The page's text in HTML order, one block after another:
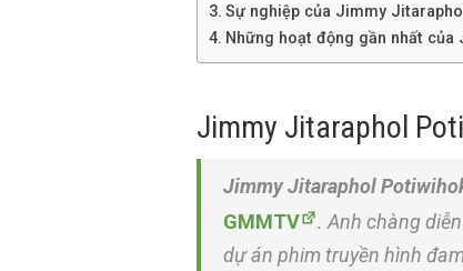
Sự nghiệp của Jimmy
Những hoạt động gần nhất
Jimmy Jitaraphol
Jimmy Jitaraphol
GMMTV
. Anh chàng
dự án phim truyền hình